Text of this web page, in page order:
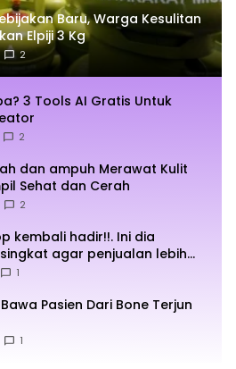
Baru, Warga Kesulitan
Elpiji 3 Kg
2
3 Tools AI Gratis Untuk
2
dan ampuh Merawat Kulit
Sehat dan Cerah
2
kembali hadir!!. Ini dia
agar penjualan lebih
1
Pasien Dari Bone Terjun
1